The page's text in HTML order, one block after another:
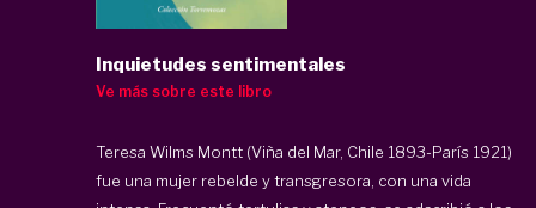
Inquietudes sentimentales
Ve más sobre este libro
Teresa Wilms Montt (Viña del Mar, Chile 1893-París 1921)
fue una mujer rebelde y transgresora, con una vida